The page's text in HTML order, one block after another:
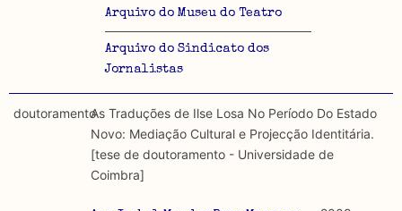
Arquivo do Museu do Teatro
Arquivo do Sindicato dos
Jornalistas
doutoramentoAs Traduções de Ilse Losa No Período Do Estado
Novo: Mediação Cultural e Projecção Identitária.
[tese de doutoramento - Universidade de
Coimbra]